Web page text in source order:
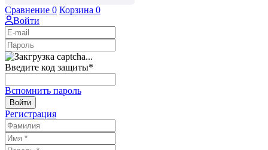
Сравнение 0 Корзина 0
Войти
Введите код защиты*
Вспомнить пароль
Войти
Регистрация